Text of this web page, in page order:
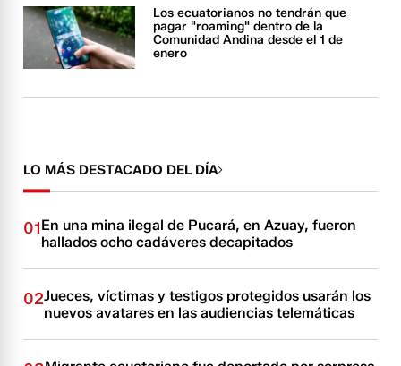
Los ecuatorianos no tendrán que
pagar "roaming" dentro de la
Comunidad Andina desde el 1 de
enero
LO MÁS DESTACADO DEL DÍA
01En una mina ilegal de Pucará, en Azuay, fueron
hallados ocho cadáveres decapitados
02Jueces, víctimas y testigos protegidos usarán los
nuevos avatares en las audiencias telemáticas